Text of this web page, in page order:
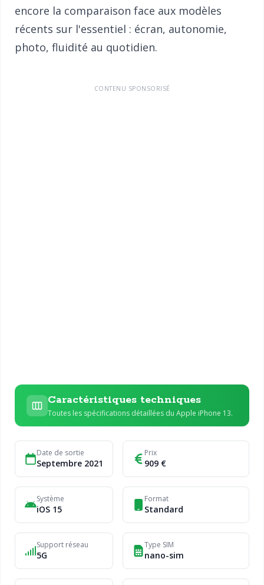
encore la comparaison face aux modèles
récents sur l'essentiel : écran, autonomie,
photo, fluidité au quotidien.
CONTENU SPONSORISÉ
Caractéristiques techniques
Toutes les spécifications détaillées du Apple iPhone 13.
Date de sortie
Septembre 2021
Prix
909 €
Système
iOS 15
Format
Standard
Support réseau
5G
Type SIM
nano-sim